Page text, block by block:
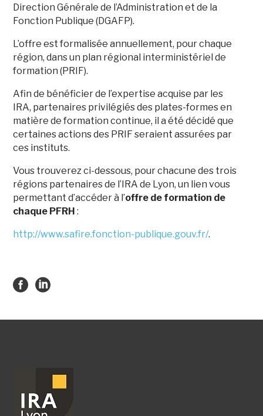
Direction Générale de l’Administration et de la
Fonction Publique (DGAFP).
L’offre est formalisée annuellement, pour chaque
région, dans un plan régional interministériel de
formation (PRIF).
Afin de bénéficier de l’expertise acquise par les
IRA, partenaires privilégiés des plates-formes en
matière de formation continue, il a été décidé que
certaines actions des PRIF seraient assurées par
ces instituts.
Vous trouverez ci-dessous, pour chacune des trois
régions partenaires de l’IRA de Lyon, un lien vous
permettant d’accéder à l’offre de formation de
chaque PFRH:
http://www.safire.fonction-publique.gouv.fr/.